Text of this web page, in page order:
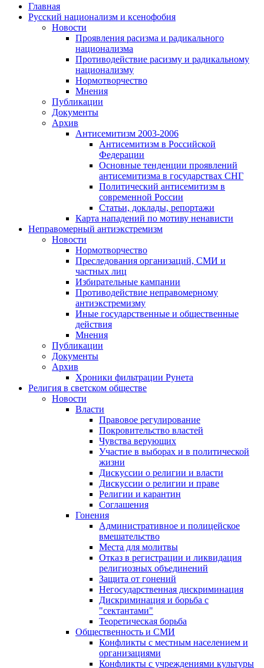
Главная
Русский национализм и ксенофобия
Новости
Проявления расизма и радикального
национализма
Противодействие расизму и радикальному
национализму
Нормотворчество
Мнения
Публикации
Документы
Архив
Антисемитизм 2003-2006
Антисемитизм в Российской
Федерации
Основные тенденции проявлений
антисемитизма в государствах СНГ
Политический антисемитизм в
современной России
Статьи, доклады, репортажи
Карта нападений по мотиву ненависти
Неправомерный антиэкстремизм
Новости
Нормотворчество
Преследования организаций, СМИ и
частных лиц
Избирательные кампании
Противодействие неправомерному
антиэкстремизму
Иные государственные и общественные
действия
Мнения
Публикации
Документы
Архив
Хроники фильтрации Рунета
Религия в светском обществе
Новости
Власти
Правовое регулирование
Покровительство властей
Чувства верующих
Участие в выборах и в политической
жизни
Дискуссии о религии и власти
Дискуссии о религии и праве
Религии и карантин
Соглашения
Гонения
Административное и полицейское
вмешательство
Места для молитвы
Отказ в регистрации и ликвидация
религиозных объединений
Защита от гонений
Негосударственная дискриминация
Дискриминация и борьба с
"сектантами"
Теоретическая борьба
Общественность и СМИ
Конфликты с местным населением и
организациями
Конфликты с учреждениями культуры